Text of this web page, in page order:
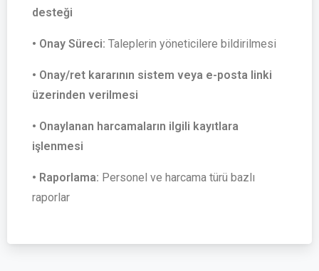
desteği
• Onay Süreci: Taleplerin yöneticilere bildirilmesi
• Onay/ret kararının sistem veya e-posta linki
üzerinden verilmesi
• Onaylanan harcamaların ilgili kayıtlara
işlenmesi
• Raporlama: Personel ve harcama türü bazlı
raporlar